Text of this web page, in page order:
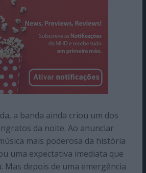
a banda ainda criou um dos
da noite. Ao anunciar
mais poderosa da história
uma expectativa imediata que
Mas depois de uma emergência